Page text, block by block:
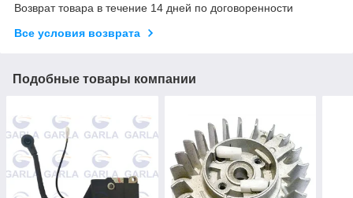
Возврат товара в течение 14 дней по договоренности
Все условия возврата
Подобные товары компании